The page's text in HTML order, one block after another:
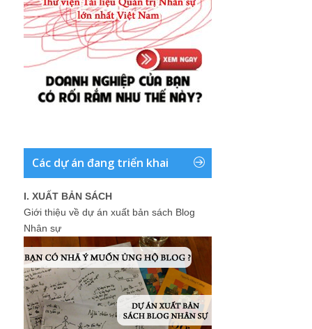
Các dự án đang triển khai
I. XUẤT BẢN SÁCH
Giới thiệu về dự án xuất bản sách Blog
Nhân sự